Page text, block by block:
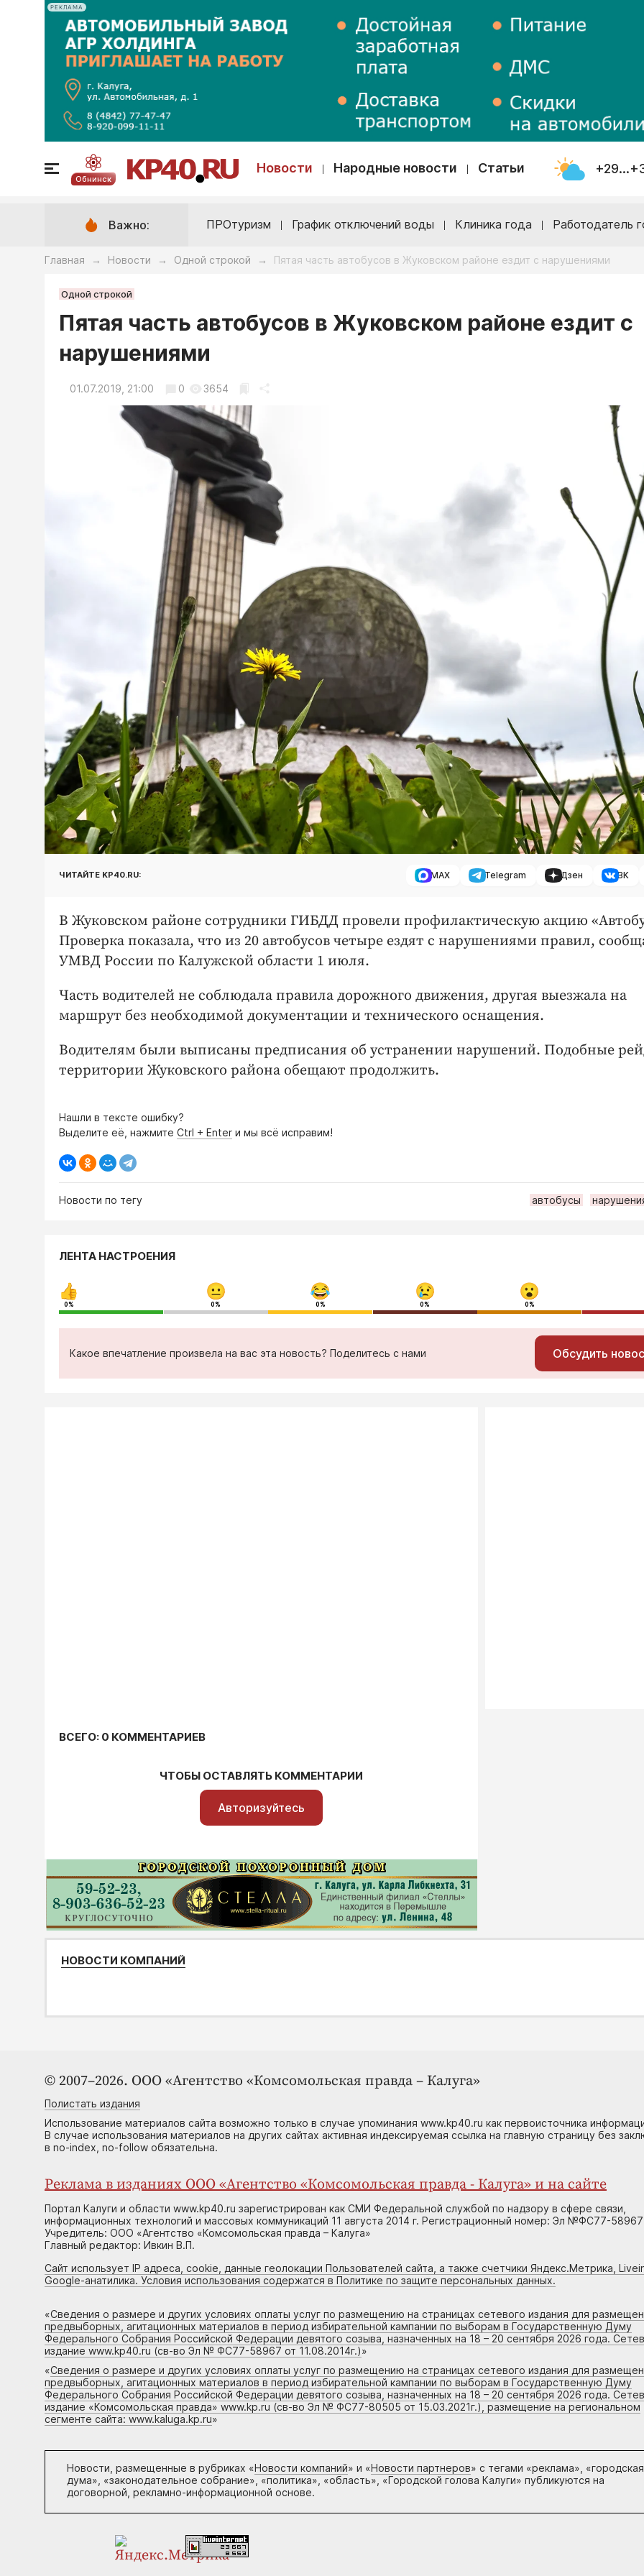
РЕКЛАМА
Обнинск
Новости Народные новости Статьи
Важно: ПРОтуризм График отключений воды Клиника года Работодатель
Главная → Новости → Одной строкой → Пятая часть автобусов в Жуковском районе ездит с нарушениями
Одной строкой
Пятая часть автобусов в Жуковском районе ездит с
нарушениями
01.07.2019, 21:00 0 3654
ЧИТАЙТЕ KP40.RU: MAX Telegram Дзен ВК
В Жуковском районе сотрудники ГИБДД провели профилактическую акцию
Проверка показала, что из 20 автобусов четыре ездят с нарушениями правил,
УМВД России по Калужской области 1 июля.
Часть водителей не соблюдала правила дорожного движения, другая выезжала на
маршрут без необходимой документации и технического оснащения.
Водителям были выписаны предписания об устранении нарушений. Подобные
территории Жуковского района обещают продолжить.
Нашли в тексте ошибку?
Выделите её, нажмите Ctrl + Enter и мы всё исправим!
Новости по тегу автобусы
ЛЕНТА НАСТРОЕНИЯ
0% 0% 0% 0% 0%
Какое впечатление произвела на вас эта новость? Поделитесь с нами Обсудить
ВСЕГО: 0 КОММЕНТАРИЕВ
ЧТОБЫ ОСТАВЛЯТЬ КОММЕНТАРИИ
Авторизуйтесь
НОВОСТИ КОМПАНИЙ
© 2007–2026. ООО «Агентство «Комсомольская правда – Калуга»
Полистать издания
Использование материалов сайта возможно только в случае упоминания www.kp40.ru как первоисточника
В случае использования материалов на других сайтах активная индексируемая ссылка на главную страницу без
в no-index, no-follow обязательна.
Реклама в изданиях ООО «Агентство «Комсомольская правда - Калуга» и на сайте
Портал Калуги и области www.kp40.ru зарегистрирован как СМИ Федеральной службой по надзору в сфере связи,
информационных технологий и массовых коммуникаций 11 августа 2014 г. Регистрационный номер: Эл №ФС77-58967
Учредитель: ООО «Агентство «Комсомольская правда – Калуга»
Главный редактор: Ивкин В.П.
Сайт использует IP адреса, cookie, данные геолокации Пользователей сайта, а также счетчики Яндекс.Метрика,
Google-анатилика. Условия использования содержатся в Политике по защите персональных данных.
«Сведения о размере и других условиях оплаты услуг по размещению на страницах сетевого издания для
предвыборных, агитационных материалов в период избирательной кампании по выборам в Государственную Думу
Федерального Собрания Российской Федерации девятого созыва, назначенных на 18 – 20 сентября 2026 года.
издание www.kp40.ru (св-во Эл № ФС77-58967 от 11.08.2014г.)»
«Сведения о размере и других условиях оплаты услуг по размещению на страницах сетевого издания для
предвыборных, агитационных материалов в период избирательной кампании по выборам в Государственную Думу
Федерального Собрания Российской Федерации девятого созыва, назначенных на 18 – 20 сентября 2026 года.
издание «Комсомольская правда» www.kp.ru (св-во Эл № ФС77-80505 от 15.03.2021г.), размещение на региональном
сегменте сайта: www.kaluga.kp.ru»
Новости, размещенные в рубриках «Новости компаний» и «Новости партнеров» с тегами «реклама», «городская
дума», «законодательное собрание», «политика», «область», «Городской голова Калуги» публикуются на
договорной, рекламно-информационной основе.